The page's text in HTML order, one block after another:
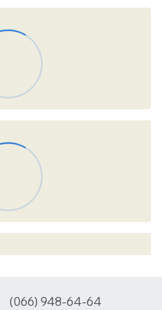
(066) 948-64-64